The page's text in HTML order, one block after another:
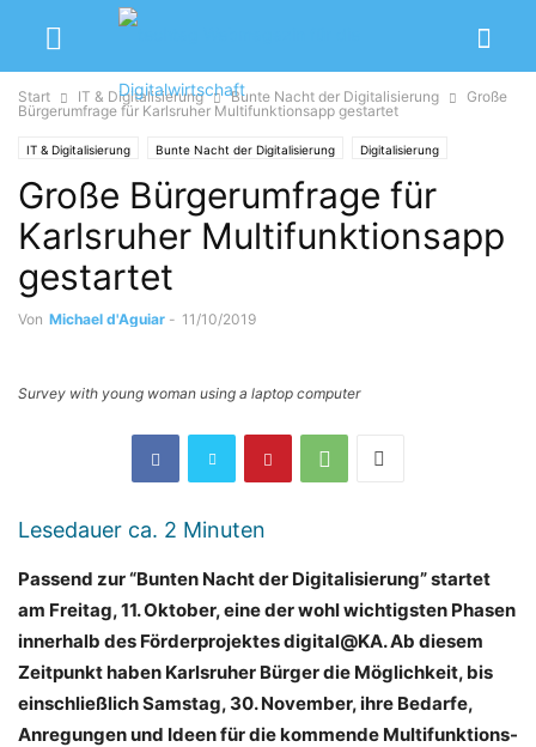
Start IT & Digitalisierung Bunte Nacht der Digitalisierung
Große
Bürgerumfrage für Karlsruher Multifunktionsapp gestartet
IT & Digitalisierung Bunte Nacht der Digitalisierung Digitalisierung
Digitalisierung im ...
Große Bürgerumfrage für
Karlsruher Multifunktionsapp
gestartet
Von Michael d'Aguiar - 11/10/2019
Survey with young woman using a laptop computer
Lesedauer ca. 2 Minuten
Passend zur “Bunten Nacht der Digitalisierung” startet
am Freitag, 11. Oktober, eine der wohl wichtigsten Phasen
innerhalb des Förderprojektes digital@KA. Ab diesem
Zeitpunkt haben Karlsruher Bürger die Möglichkeit, bis
einschließlich Samstag, 30. November, ihre Bedarfe,
Anregungen und Ideen für die kommende Multifunktions-